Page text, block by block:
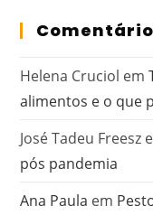
Helena Cruciol em
alimentos e o que
José Tadeu Freesz
pós pandemia
Ana Paula em